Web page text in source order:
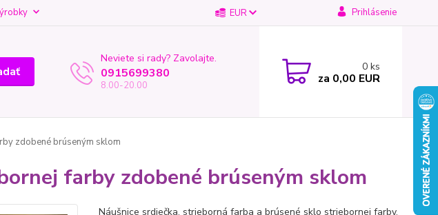
EUR Prihlásenie
Neviete si rady? Zavolajte.
0915699380
8.00-20.00
0 ks
za 0,00 EUR
zdobené brúseným sklom
farby zdobené brúseným sklom
Náušnice srdiečka, strieborná farba a brúsené sklo striebornej farby.